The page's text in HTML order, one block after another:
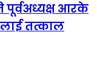
पूर्वअध्यक्ष आरके
तत्काल